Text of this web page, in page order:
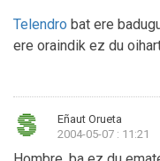
Telendro bat ere
ere oraindik ez du
Eñaut Orueta
2004-05-07 : 11:21